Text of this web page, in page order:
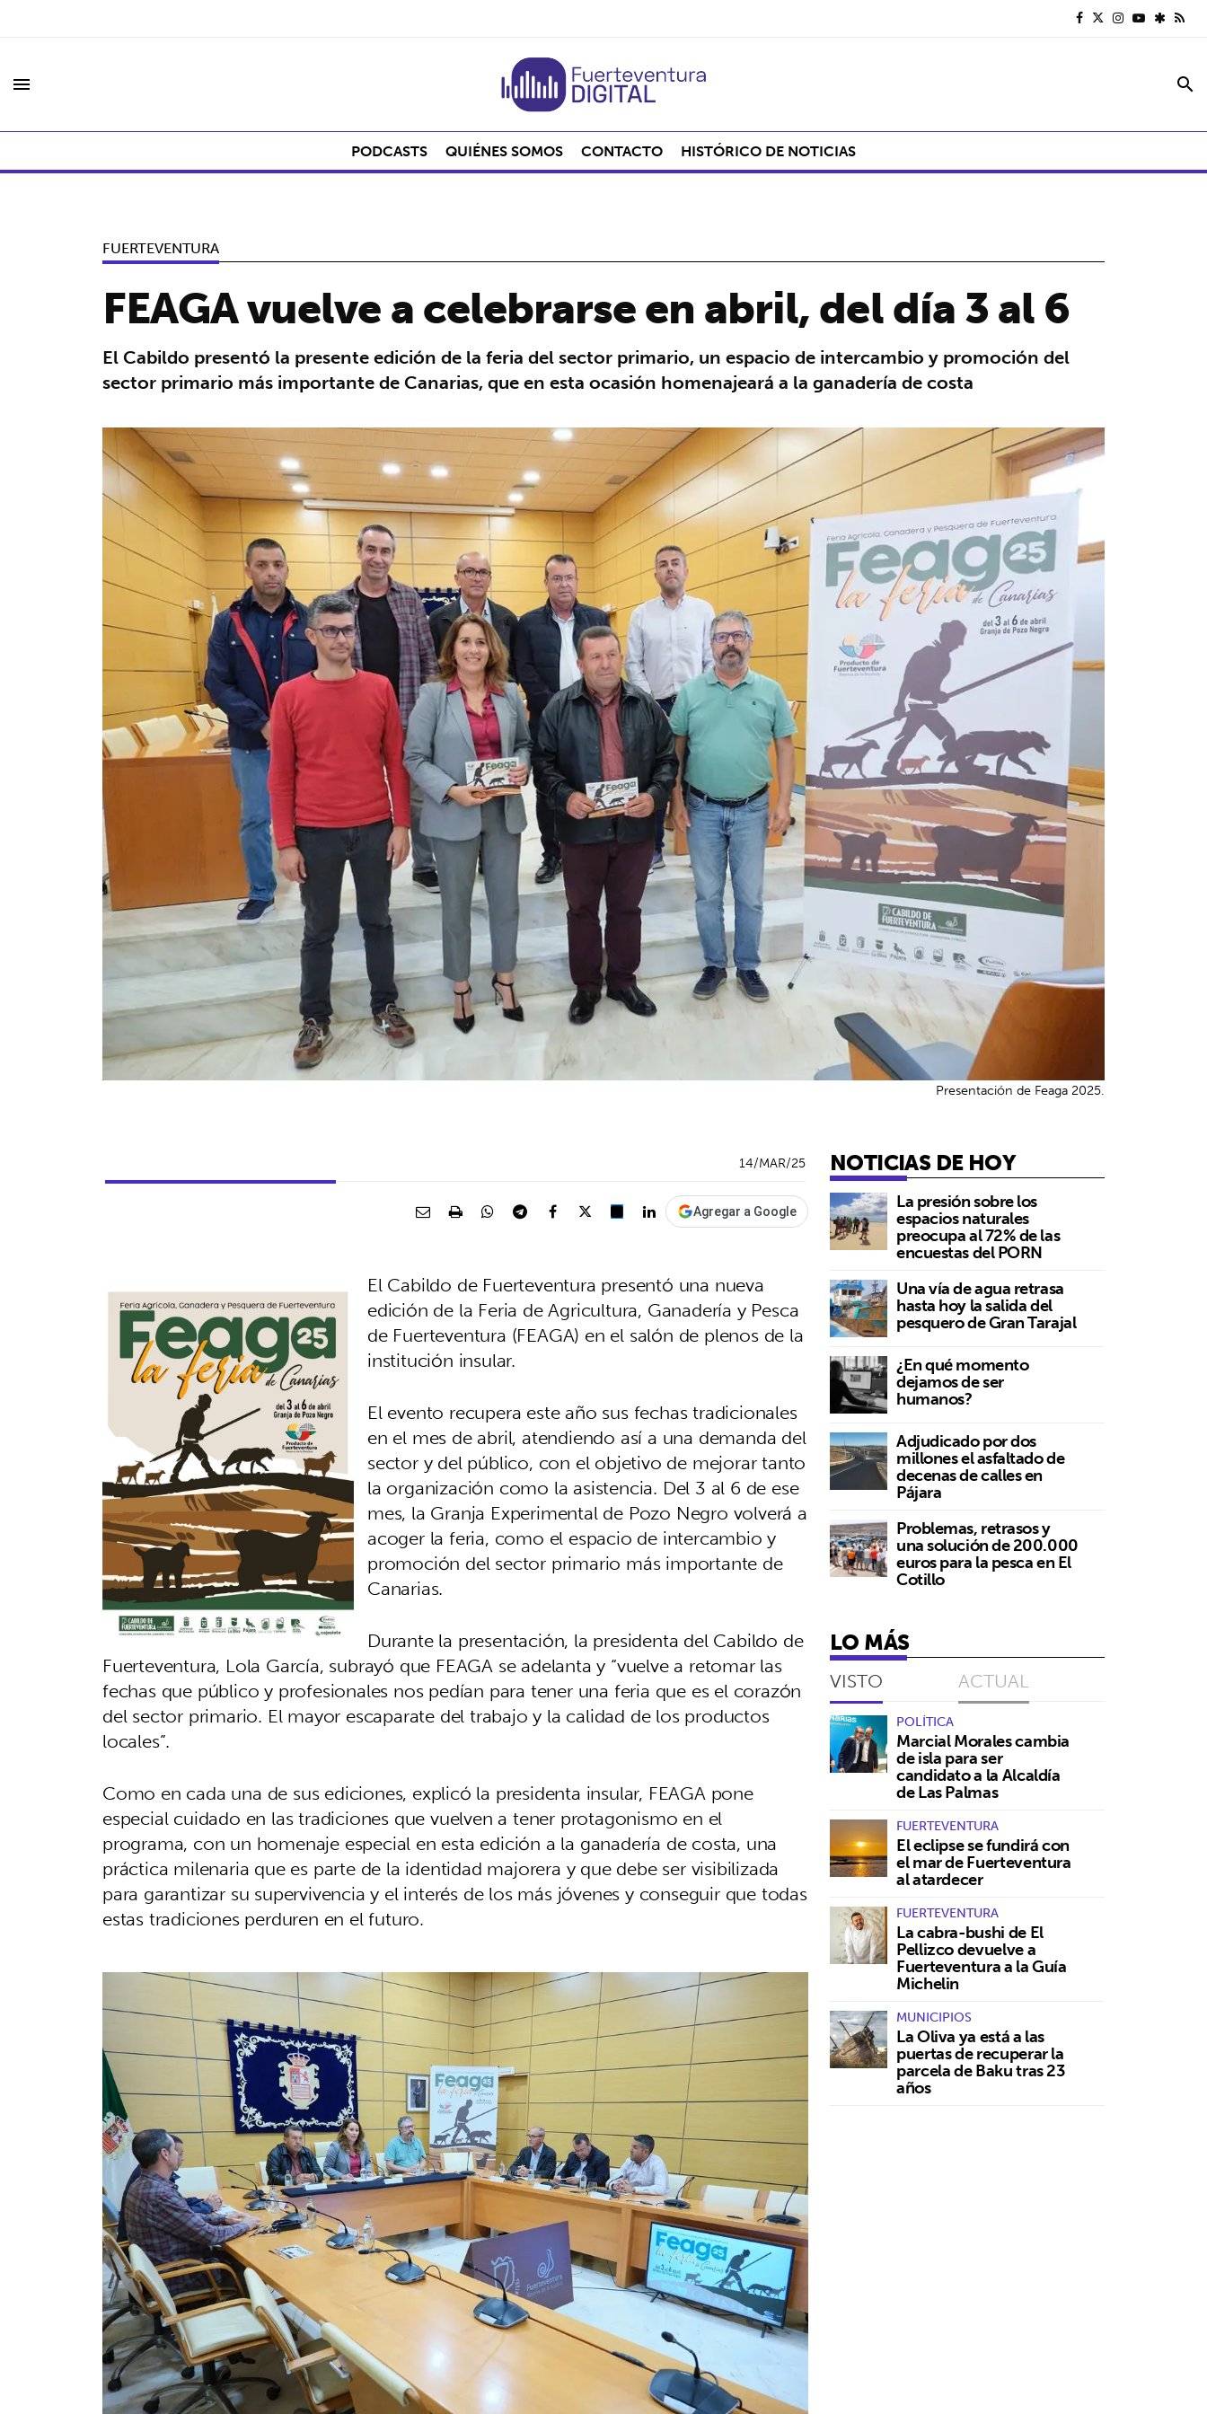
menu search
PODCASTS QUIÉNES SOMOS CONTACTO HISTÓRICO DE NOTICIAS
FUERTEVENTURA
FEAGA vuelve a celebrarse en abril, del día 3 al 6
El Cabildo presentó la presente edición de la feria del sector primario, un espacio de intercambio y promoción del
sector primario más importante de Canarias, que en esta ocasión homenajeará a la ganadería de costa
Presentación de Feaga 2025.
14/MAR/25
Agregar a Google
El Cabildo de Fuerteventura presentó una nueva
edición de la Feria de Agricultura, Ganadería y Pesca
de Fuerteventura (FEAGA) en el salón de plenos de la
institución insular.
El evento recupera este año sus fechas tradicionales
en el mes de abril, atendiendo así a una demanda del
sector y del público, con el objetivo de mejorar tanto
la organización como la asistencia. Del 3 al 6 de ese
mes, la Granja Experimental de Pozo Negro volverá a
acoger la feria, como el espacio de intercambio y
promoción del sector primario más importante de
Canarias.
Durante la presentación, la presidenta del Cabildo de
Fuerteventura, Lola García, subrayó que FEAGA se adelanta y “vuelve a retomar las
fechas que público y profesionales nos pedían para tener una feria que es el corazón
del sector primario. El mayor escaparate del trabajo y la calidad de los productos
locales”.
Como en cada una de sus ediciones, explicó la presidenta insular, FEAGA pone
especial cuidado en las tradiciones que vuelven a tener protagonismo en el
programa, con un homenaje especial en esta edición a la ganadería de costa, una
práctica milenaria que es parte de la identidad majorera y que debe ser visibilizada
para garantizar su supervivencia y el interés de los más jóvenes y conseguir que todas
estas tradiciones perduren en el futuro.
NOTICIAS DE HOY
La presión sobre los
espacios naturales
preocupa al 72% de las
encuestas del PORN
Una vía de agua retrasa
hasta hoy la salida del
pesquero de Gran Tarajal
¿En qué momento
dejamos de ser
humanos?
Adjudicado por dos
millones el asfaltado de
decenas de calles en
Pájara
Problemas, retrasos y
una solución de 200.000
euros para la pesca en El
Cotillo
LO MÁS
VISTO ACTUAL
POLÍTICA
Marcial Morales cambia
de isla para ser
candidato a la Alcaldía
de Las Palmas
FUERTEVENTURA
El eclipse se fundirá con
el mar de Fuerteventura
al atardecer
FUERTEVENTURA
La cabra-bushi de El
Pellizco devuelve a
Fuerteventura a la Guía
Michelin
MUNICIPIOS
La Oliva ya está a las
puertas de recuperar la
parcela de Baku tras 23
años